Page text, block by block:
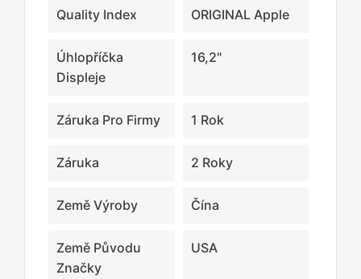
Quality Index ORIGINAL Apple
Úhlopříčka
Displeje
16,2"
Záruka Pro Firmy 1 Rok
Záruka 2 Roky
Země Výroby Čína
Země Původu
Značky
USA